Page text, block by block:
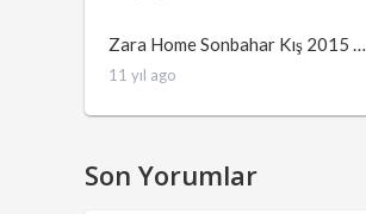
Zara Home Sonbahar Kış 2015 …
11 yıl ago
Son Yorumlar